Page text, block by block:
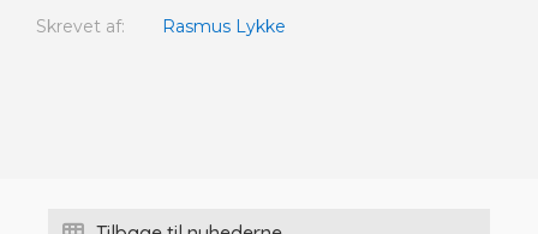
Skrevet af: Rasmus Lykke